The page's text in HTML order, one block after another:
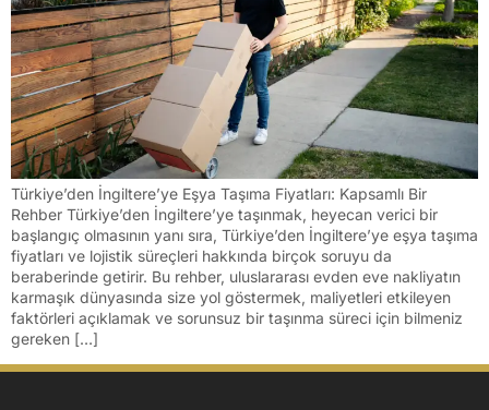
Türkiye’den İngiltere’ye Eşya Taşıma Fiyatları: Kapsamlı Bir
Rehber Türkiye’den İngiltere’ye taşınmak, heyecan verici bir
başlangıç olmasının yanı sıra, Türkiye’den İngiltere’ye eşya taşıma
fiyatları ve lojistik süreçleri hakkında birçok soruyu da
beraberinde getirir. Bu rehber, uluslararası evden eve nakliyatın
karmaşık dünyasında size yol göstermek, maliyetleri etkileyen
faktörleri açıklamak ve sorunsuz bir taşınma süreci için bilmeniz
gereken […]